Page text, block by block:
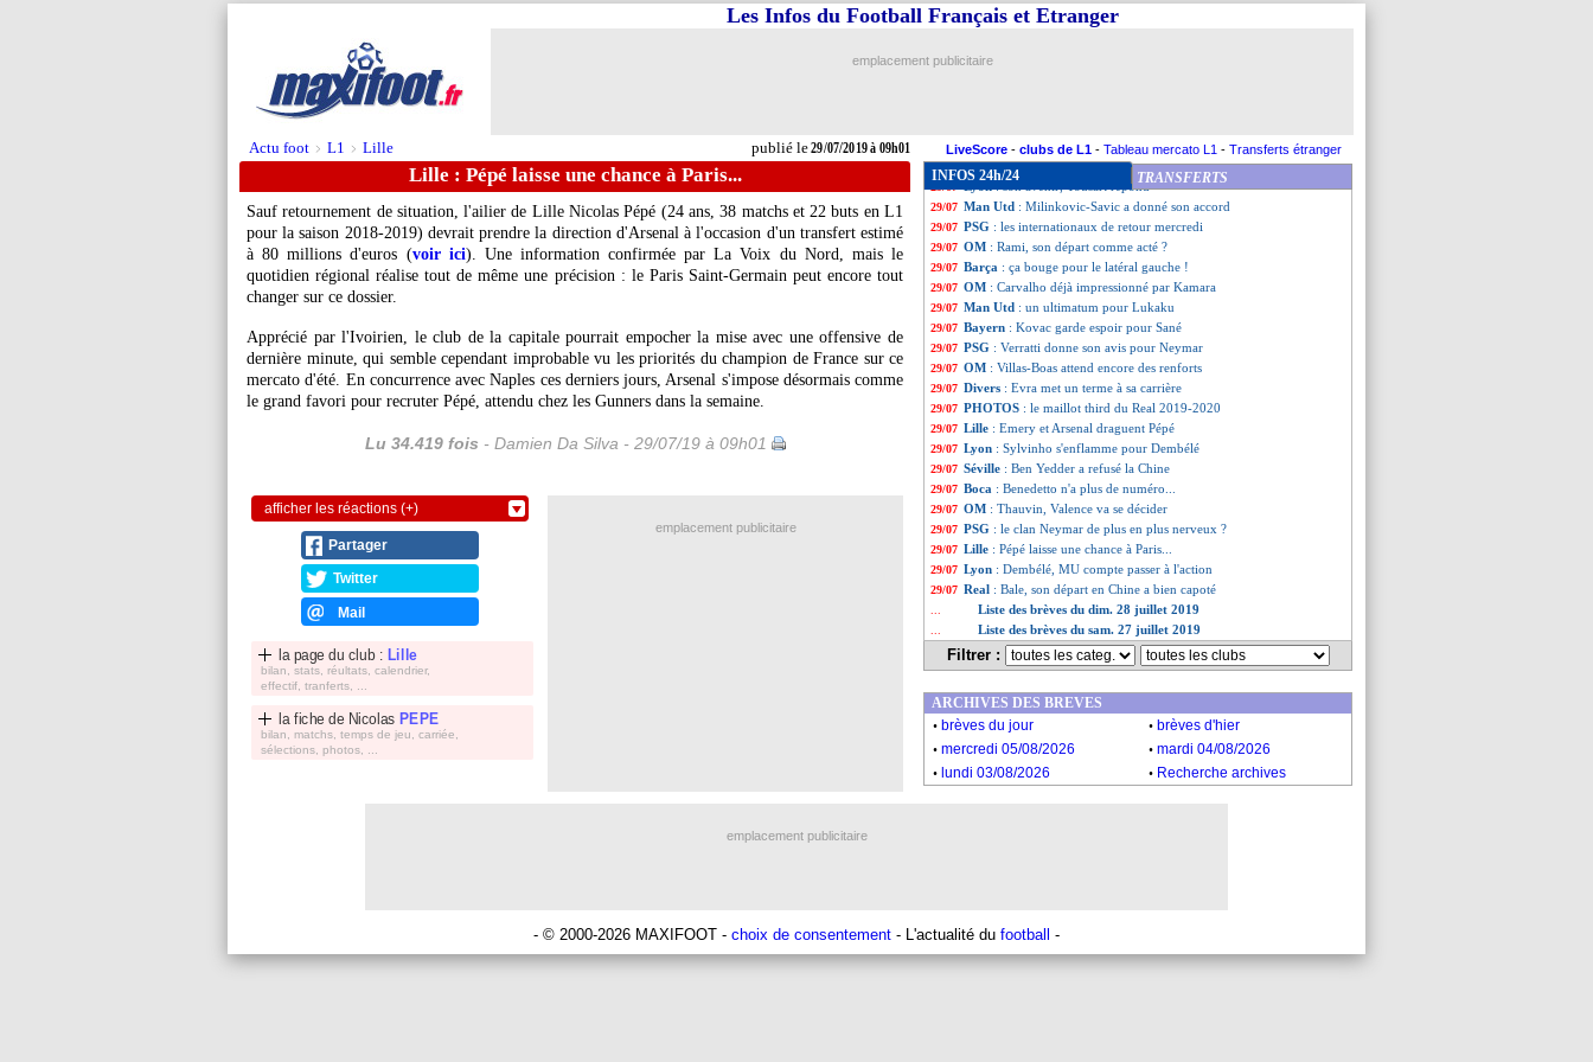
Actu foot > L1 > Lille publié le29/07/2019 à 09h01
Les Infos du Football Français et Etranger
emplacement publicitaire
LiveScore - clubs de L1 - Tableau mercato L1 - Transferts étranger
Lille : Pépé laisse une chance à Paris...
Sauf retournement de situation, l'ailier de Lille Nicolas Pépé (24 ans, 38 matchs et 22 buts en L1
pour la saison 2018-2019) devrait prendre la direction d'Arsenal à l'occasion d'un transfert estimé
à 80 millions d'euros (voir ici). Une information confirmée par La Voix du Nord, mais le
quotidien régional réalise tout de même une précision : le Paris Saint-Germain peut encore tout
changer sur ce dossier.
Apprécié par l'Ivoirien, le club de la capitale pourrait empocher la mise avec une offensive de
dernière minute, qui semble cependant improbable vu les priorités du champion de France sur ce
mercato d'été. En concurrence avec Naples ces derniers jours, Arsenal s'impose désormais comme
le grand favori pour recruter Pépé, attendu chez les Gunners dans la semaine.
Lu 34.419 fois - Damien Da Silva - 29/07/19 à 09h01
afficher les réactions (+)
Partager
Twitter
Mail
la page du club : Lille
bilan, stats, réultats, calendrier,
effectif, tranferts, ...
la fiche de Nicolas PEPE
bilan, matchs, temps de jeu, carriée,
sélections, photos, ...
INFOS 24h/24 TRANSFERTS
29/07 PSG: Rimane sur le départ
29/07 Montpellier : Skhiri vendu à Cologne (off.)
29/07 PSG
29/07 OM: Gustavo, rendez-vous avec Fenerbahçe ?
29/07 EdF: Knysna, Evra devait lire la lettre
: son avenir, Tousart répond
29/07 Man Utd : Milinkovic-Savic a donné son accord
29/07 PSG : les internationaux de retour mercredi
29/07 OM : Rami, son départ comme acté ?
29/07 Barça : ça bouge pour le latéral gauche !
29/07 OM : Carvalho déjà impressionné par Kamara
29/07 Man Utd : un ultimatum pour Lukaku
29/07 Bayern : Kovac garde espoir pour Sané
29/07 PSG : Verratti donne son avis pour Neymar
29/07 OM : Villas-Boas attend encore des renforts
29/07 Divers : Evra met un terme à sa carrière
29/07 PHOTOS : le maillot third du Real 2019-2020
29/07 Lille : Emery et Arsenal draguent Pépé
29/07 Lyon : Sylvinho s'enflamme pour Dembélé
29/07 Séville : Ben Yedder a refusé la Chine
29/07 Boca : Benedetto n'a plus de numéro...
29/07 OM : Thauvin, Valence va se décider
29/07 PSG : le clan Neymar de plus en plus nerveux ?
29/07 Lille : Pépé laisse une chance à Paris...
29/07 Lyon : Dembélé, MU compte passer à l'action
29/07 Real : Bale, son départ en Chine a bien capoté
Liste des brèves du dim. 28 juillet 2019
Liste des brèves du sam. 27 juillet 2019
Filtrer :
emplacement publicitaire
ARCHIVES DES BREVES
. brèves du jour . brèves d'hier
. mercredi 05/08/2026 . mardi 04/08/2026
. lundi 03/08/2026 . Recherche archives
emplacement publicitaire
- © 2000-2026 MAXIFOOT - choix de consentement - L'actualité du football -